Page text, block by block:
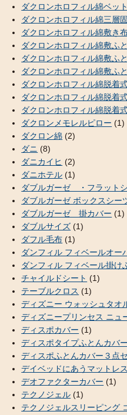
ダクロンホロフィル綿ベッ
ダクロンホロフィル綿三層
ダクロンホロフィル綿敷き
ダクロンホロフィル綿敷ふ
ダクロンホロフィル綿敷ふ
ダクロンホロフィル綿敷ふ
ダクロンホロフィル綿脱着
ダクロンホロフィル綿脱着
ダクロンホロフィル綿脱着
ダクロンメモレルピロー (1)
ダクロン綿 (2)
ダニ (8)
ダニカイヒ (2)
ダニホテル (1)
ダブルガーゼ ・フラット
ダブルガーゼ ボックスシー
ダブルガーゼ 掛カバー (1)
ダブルサイズ (1)
ダフル毛布 (1)
ダンフィル フィベールオー
ダンフィル フィベール掛け
チャイルドシート (1)
テーブルクロス (1)
ディズニー ウォッシュタオ
ディズニープリンセス ニュ
ディスポカバー (1)
ディスポタイプふとんカバ
ディスポふとんカバー３点
デイベッドにあうマットレス
デオファクターカバー (1)
テクノジェル (1)
テクノジェルスリーピング